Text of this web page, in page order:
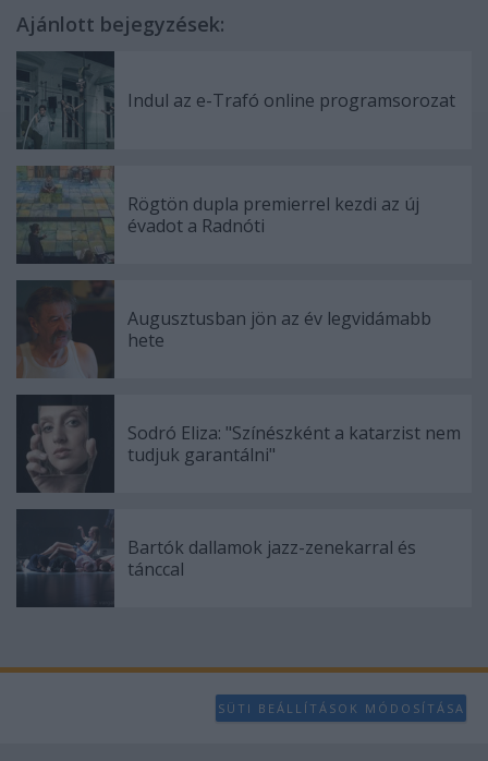
Ajánlott bejegyzések:
Indul az e-Trafó online programsorozat
Rögtön dupla premierrel kezdi az új
évadot a Radnóti
Augusztusban jön az év legvidámabb
hete
Sodró Eliza: "Színészként a katarzist nem
tudjuk garantálni"
Bartók dallamok jazz-zenekarral és
tánccal
SÜTI BEÁLLÍTÁSOK MÓDOSÍTÁSA